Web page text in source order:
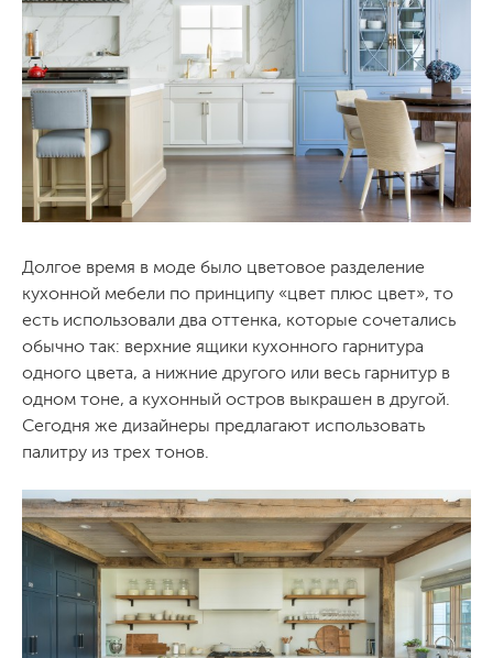
Долгое время в моде было цветовое разделение
кухонной мебели по принципу «цвет плюс цвет», то
есть использовали два оттенка, которые сочетались
обычно так: верхние ящики кухонного гарнитура
одного цвета, а нижние другого или весь гарнитур в
одном тоне, а кухонный остров выкрашен в другой.
Сегодня же дизайнеры предлагают использовать
палитру из трех тонов.